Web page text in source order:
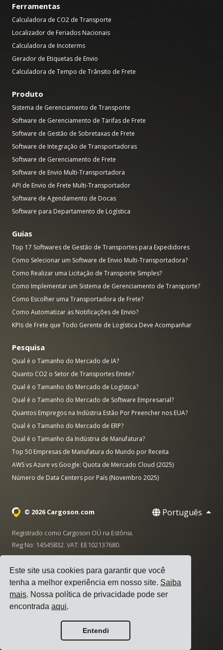
Este site usa cookies para garantir que você
tenha a melhor experiência em nosso site. Saiba
mais. Nossa política de privacidade pode ser
encontradaaqui.
Entendi
Ferramentas
Calculadora de CO2 de Transporte
Localizador de Feriados Nacionais
Calculadora de Incoterms
Gerador de Etiquetas de Envio
Calculadora de Tempo de Trânsito de Frete
Produto
Sistema de Gerenciamento de Transporte
Software de Gerenciamento de Tarifas de Frete
Software de Gestão de Sobretaxas de Frete
Software de Integração de Transportadoras
Software de Gerenciamento de Frete
Software de Envio Multi-Transportadora
API de Envio de Frete Multi-Transportador
Software de Agendamento de Docas
Software para Departamento de Logística
Guias
Top 17 Softwares de Gestão de Transportes para Expedidores
Como Selecionar um Software de Envio Multi-Transportadora?
Como Realizar uma Licitação de Transporte Simples?
Como Implementar um Sistema de Gerenciamento de Transporte?
Como Escolher uma Transportadora de Frete?
Como Automatizar as Notificações de Envio?
KPIs de Frete que Todo Gerente de Logística Deve Acompanhar
Pesquisa
Qual é o Tamanho do Mercado de IA?
Quanto CO2 o Setor de Transportes Emite?
Qual é o Tamanho do Mercado de Logística?
Qual é o Tamanho do Mercado de Software Empresarial?
Quantos Empregos na Indústria Estão Por Preencher nos EUA?
Qual é o Tamanho do Mercado de ERP?
Qual é o Tamanho da Indústria de Manufatura?
Top 50 Empresas de Manufatura do Mundo por Receita
AWS vs Azure vs Google: Quota de Mercado Cloud (2025)
Número de Data Centers por País (Novembro 2025)
© 2026 Cargoson.com Português
Registrado como Cargoson OÜ na Estônia.
Reg No: 14545832. VAT: EE102137680.
· hello@cargoson.com
Termos de Serviço Política de Privacidade
Política de